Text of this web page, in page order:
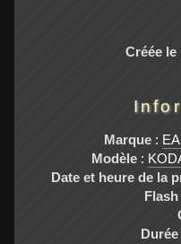
Créée le
Marque:
Modèle :
Date et heure de la
Flash